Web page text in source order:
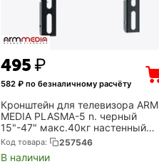
‍495‍₽
582 ₽ по безналичному расчёту
Кронштейн для телевизора ARM
MEDIA PLASMA-5 n. черный
15"-47" макс.40кг настенный
фиксированный (Arm Media
10214)
Код товара: 257546
В наличии